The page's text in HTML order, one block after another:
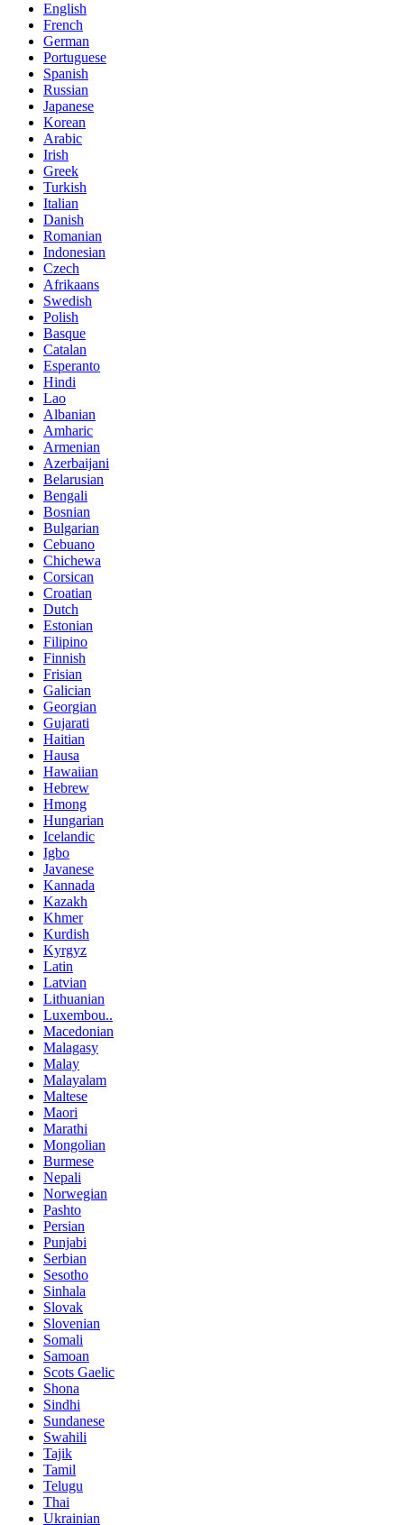
English
French
German
Portuguese
Spanish
Russian
Japanese
Korean
Arabic
Irish
Greek
Turkish
Italian
Danish
Romanian
Indonesian
Czech
Afrikaans
Swedish
Polish
Basque
Catalan
Esperanto
Hindi
Lao
Albanian
Amharic
Armenian
Azerbaijani
Belarusian
Bengali
Bosnian
Bulgarian
Cebuano
Chichewa
Corsican
Croatian
Dutch
Estonian
Filipino
Finnish
Frisian
Galician
Georgian
Gujarati
Haitian
Hausa
Hawaiian
Hebrew
Hmong
Hungarian
Icelandic
Igbo
Javanese
Kannada
Kazakh
Khmer
Kurdish
Kyrgyz
Latin
Latvian
Lithuanian
Luxembou..
Macedonian
Malagasy
Malay
Malayalam
Maltese
Maori
Marathi
Mongolian
Burmese
Nepali
Norwegian
Pashto
Persian
Punjabi
Serbian
Sesotho
Sinhala
Slovak
Slovenian
Somali
Samoan
Scots Gaelic
Shona
Sindhi
Sundanese
Swahili
Tajik
Tamil
Telugu
Thai
Ukrainian